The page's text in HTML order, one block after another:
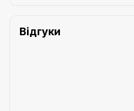
Відгуки